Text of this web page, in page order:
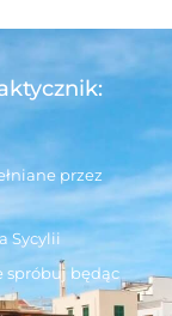
przez
Sycylii
spróbuj będąc